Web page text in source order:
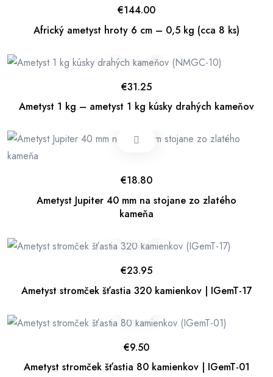
Africký ametyst hroty 6 cm – 0,5 kg (cca 8 ks)
€144.00
Ametyst 1 kg – ametyst 1 kg kúsky drahých kameňov
€31.25
Ametyst Jupiter 40 mm na stojane zo zlatého
kameňa
€18.80
Ametyst stromček šťastia 320 kamienkov | IGemT-17
€23.95
Ametyst stromček šťastia 80 kamienkov | IGemT-01
€9.50